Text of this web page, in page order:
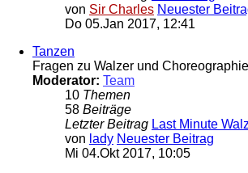
von Sir Charles Neuester
Do 05.Jan 2017, 12:41
Tanzen
Fragen zu Walzer und
Moderator: Team
10 Themen
58 Beiträge
Letzter Beitrag Last Minute
von lady Neuester Beitrag
Mi 04.Okt 2017, 10:05